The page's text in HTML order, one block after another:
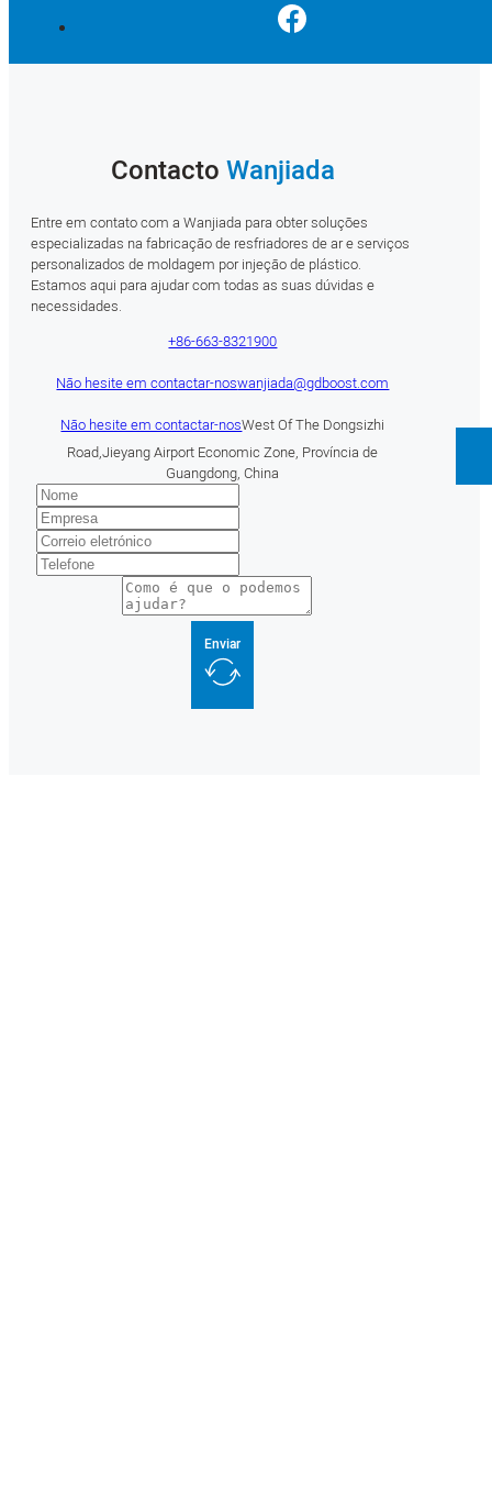
Contacto Wanjiada
Entre em contato com a Wanjiada para obter soluções
especializadas na fabricação de resfriadores de ar e serviços
personalizados de moldagem por injeção de plástico.
Estamos aqui para ajudar com todas as suas dúvidas e
necessidades.
+86-663-8321900
Não hesite em contactar-noswanjiada@gdboost.com
Não hesite em contactar-nosWest Of The Dongsizhi
Road,Jieyang Airport Economic Zone, Província de
Guangdong, China
Enviar